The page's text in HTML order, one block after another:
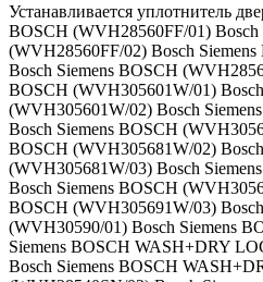
Устанавливается уплотнитель
BOSCH (WVH28560FF/01) Bosch
(WVH28560FF/02) Bosch
Bosch Siemens BOSCH
BOSCH (WVH305601W/01)
(WVH305601W/02) Bosch
Bosch Siemens BOSCH
BOSCH (WVH305681W/02)
(WVH305681W/03) Bosch
Bosch Siemens BOSCH
BOSCH (WVH305691W/03)
(WVH30590/01) Bosch Siemens
Siemens BOSCH WASH+DRY
Bosch Siemens BOSCH